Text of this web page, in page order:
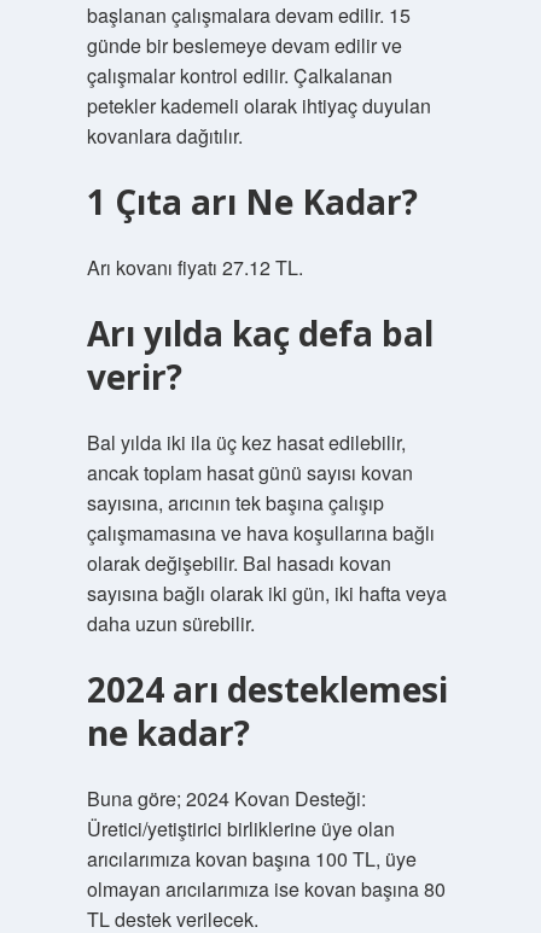
başlanan çalışmalara devam edilir. 15
günde bir beslemeye devam edilir ve
çalışmalar kontrol edilir. Çalkalanan
petekler kademeli olarak ihtiyaç duyulan
kovanlara dağıtılır.
1 Çıta arı Ne Kadar?
Arı kovanı fiyatı 27.12 TL.
Arı yılda kaç defa bal
verir?
Bal yılda iki ila üç kez hasat edilebilir,
ancak toplam hasat günü sayısı kovan
sayısına, arıcının tek başına çalışıp
çalışmamasına ve hava koşullarına bağlı
olarak değişebilir. Bal hasadı kovan
sayısına bağlı olarak iki gün, iki hafta veya
daha uzun sürebilir.
2024 arı desteklemesi
ne kadar?
Buna göre; 2024 Kovan Desteği:
Üretici/yetiştirici birliklerine üye olan
arıcılarımıza kovan başına 100 TL, üye
olmayan arıcılarımıza ise kovan başına 80
TL destek verilecek.